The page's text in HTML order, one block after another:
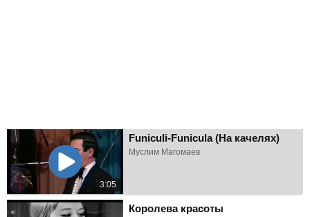
3:05
Funiculi-Funicula (На качелях)
Муслим Магомаев
Королева красоты